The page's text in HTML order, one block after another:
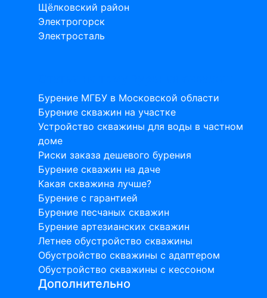
Щёлковский район
Электрогорск
Электросталь
Бурение МГБУ в Московской области
Бурение скважин на участке
Устройство скважины для воды в частном
доме
Риски заказа дешевого бурения
Бурение скважин на даче
Какая скважина лучше?
Бурение с гарантией
Бурение песчаных скважин
Бурение артезианских скважин
Летнее обустройство скважины
Обустройство скважины с адаптером
Обустройство скважины с кессоном
Дополнительно